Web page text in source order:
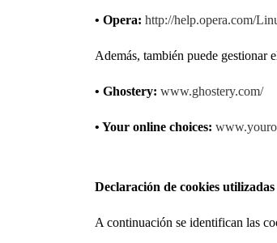
• Opera: http://help.opera.com/
Además, también puede gestionar
• Ghostery: www.ghostery.com/
• Your online choices:
Declaración de cookies utilizadas
A continuación se identifican las